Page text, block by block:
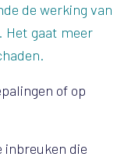
de werking van
Het gaat meer
of op
inbreuken die